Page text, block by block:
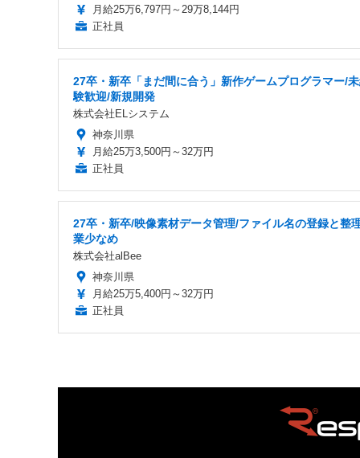
月給25万6,797円～29万8,144円
正社員
27卒・新卒「まだ間に合う」新作ゲームプログラマー/
験歓迎/新規開発
株式会社ELシステム
神奈川県
月給25万3,500円～32万円
正社員
27卒・新卒/映像素材データ管理/ファイル名の登録と整
業少なめ
株式会社alBee
神奈川県
月給25万5,400円～32万円
正社員